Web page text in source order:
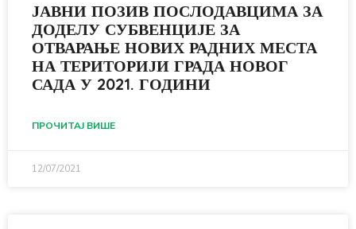
ЈАВНИ ПОЗИВ ПОСЛОДАВЦИМА ЗА
ДОДЕЛУ СУБВЕНЦИЈЕ ЗА
ОТВАРАЊЕ НОВИХ РАДНИХ МЕСТА
НА ТЕРИТОРИЈИ ГРАДА НОВОГ
САДА У 2021. ГОДИНИ
ПРОЧИТАЈ ВИШЕ
12/07/2021